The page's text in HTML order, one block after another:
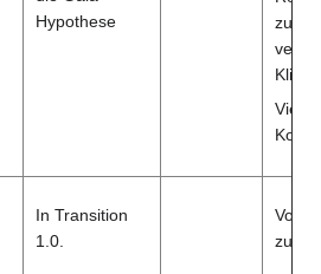
Hypothese
zu
Vier
In Transition
1.0.
Von
zu